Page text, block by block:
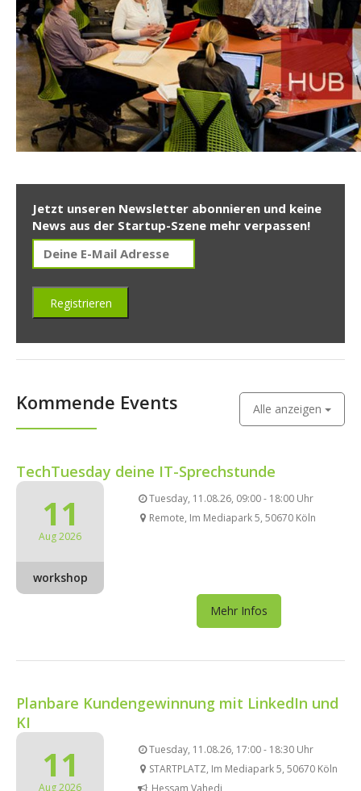
Jetzt unseren Newsletter abonnieren und keine
News aus der Startup-Szene mehr verpassen!
Kommende Events Alle anzeigen
TechTuesday deine IT-Sprechstunde
11
Aug 2026
workshop
Tuesday, 11.08.26, 09:00 - 18:00 Uhr
Remote, Im Mediapark 5, 50670 Köln
Mehr Infos
Planbare Kundengewinnung mit LinkedIn und
KI
11
Aug 2026
Tuesday, 11.08.26, 17:00 - 18:30 Uhr
STARTPLATZ, Im Mediapark 5, 50670 Köln